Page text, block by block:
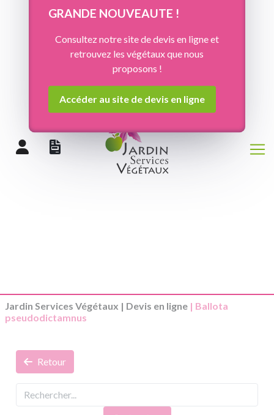
GRANDE NOUVEAUTE !
Consultez notre site de devis en ligne et
retrouvez les végétaux que nous
proposons !
Accéder au site de devis en ligne
Jardin Services Végétaux | Devis en ligne | Ballota
pseudodictamnus
Retour
Panneau de gestion des cookies